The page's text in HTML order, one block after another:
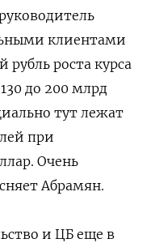
клиентами
роста курса
до 200 млрд
тут лежат
при
Очень
Абрамян.
и ЦБ еще в